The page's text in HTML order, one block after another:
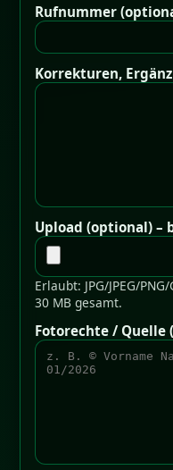
Rufnummer
Korrekturen,
Upload (optional) –
Erlaubt: JPG/JPEG/
30 MB gesamt.
Fotorechte / Quelle